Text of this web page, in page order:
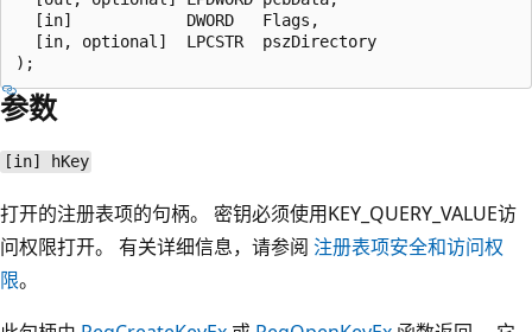
  [in]            DWORD   Flags,
  [in, optional]  LPCSTR  pszDirectory
参数
[in] hKey
打开的注册表项的句柄。 密钥必须使用KEY_QUERY_VALUE访
问权限打开。 有关详细信息，请参阅 注册表项安全和访问权
限。